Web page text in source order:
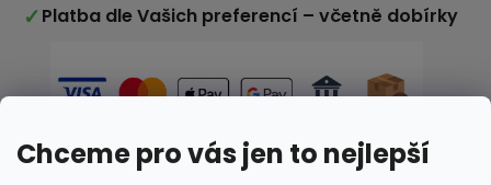
Chceme pro vás jen to nejlepší
✓ Platba dle Vašich preferencí – včetně dobírky